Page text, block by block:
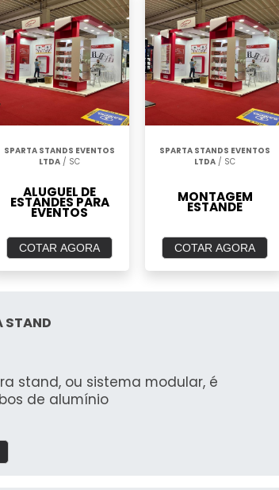
SPARTA STANDS EVENTOS
LTDA / SC
ALUGUEL DE
ESTANDES PARA
EVENTOS
COTAR AGORA
SPARTA STANDS EVENTOS
LTDA / SC
MONTAGEM
ESTANDE
COTAR AGORA
STAND
stand, ou sistema modular, é
de alumínio